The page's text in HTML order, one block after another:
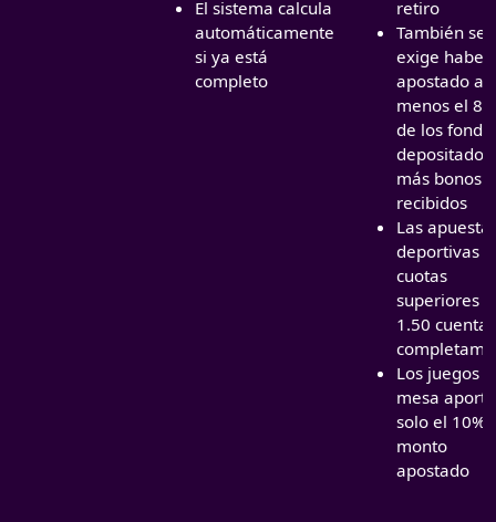
El sistema calcula
automáticamente
si ya está
completo
retiro
También se
exige haber
apostado al
menos el
de los
depositados
más bonos
recibidos
Las
deportivas
cuotas
superiores a
1.50
Los juegos
mesa
solo el 10%
monto
apostado